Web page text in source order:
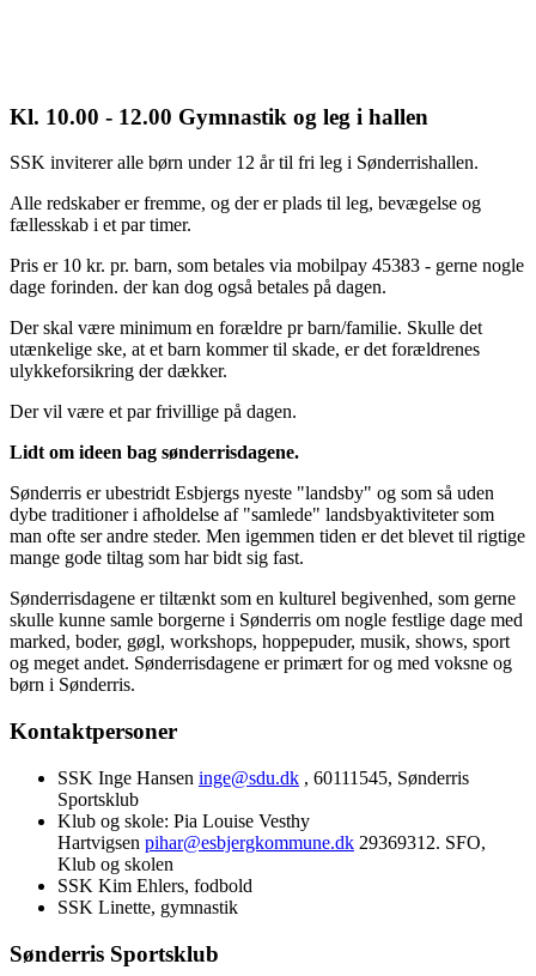
Kl. 10.00 - 12.00 Gymnastik og leg i hallen
SSK inviterer alle børn under 12 år til fri leg i Sønderrishallen.
Alle redskaber er fremme, og der er plads til leg, bevægelse og
fællesskab i et par timer.
Pris er 10 kr. pr. barn, som betales via mobilpay 45383 - gerne nogle
dage forinden. der kan dog også betales på dagen.
Der skal være minimum en forældre pr barn/familie. Skulle det
utænkelige ske, at et barn kommer til skade, er det forældrenes
ulykkeforsikring der dækker.
Der vil være et par frivillige på dagen.
Lidt om ideen bag sønderrisdagene.
Sønderris er ubestridt Esbjergs nyeste "landsby" og som så uden
dybe traditioner i afholdelse af "samlede" landsbyaktiviteter som
man ofte ser andre steder. Men igemmen tiden er det blevet til rigtige
mange gode tiltag som har bidt sig fast.
Sønderrisdagene er tiltænkt som en kulturel begivenhed, som gerne
skulle kunne samle borgerne i Sønderris om nogle festlige dage med
marked, boder, gøgl, workshops, hoppepuder, musik, shows, sport
og meget andet. Sønderrisdagene er primært for og med voksne og
børn i Sønderris.
Kontaktpersoner
SSK Inge Hansen inge@sdu.dk , 60111545, Sønderris
Sportsklub
Klub og skole: Pia Louise Vesthy
Hartvigsen pihar@esbjergkommune.dk 29369312. SFO,
Klub og skolen
SSK Kim Ehlers, fodbold
SSK Linette, gymnastik
Sønderris Sportsklub